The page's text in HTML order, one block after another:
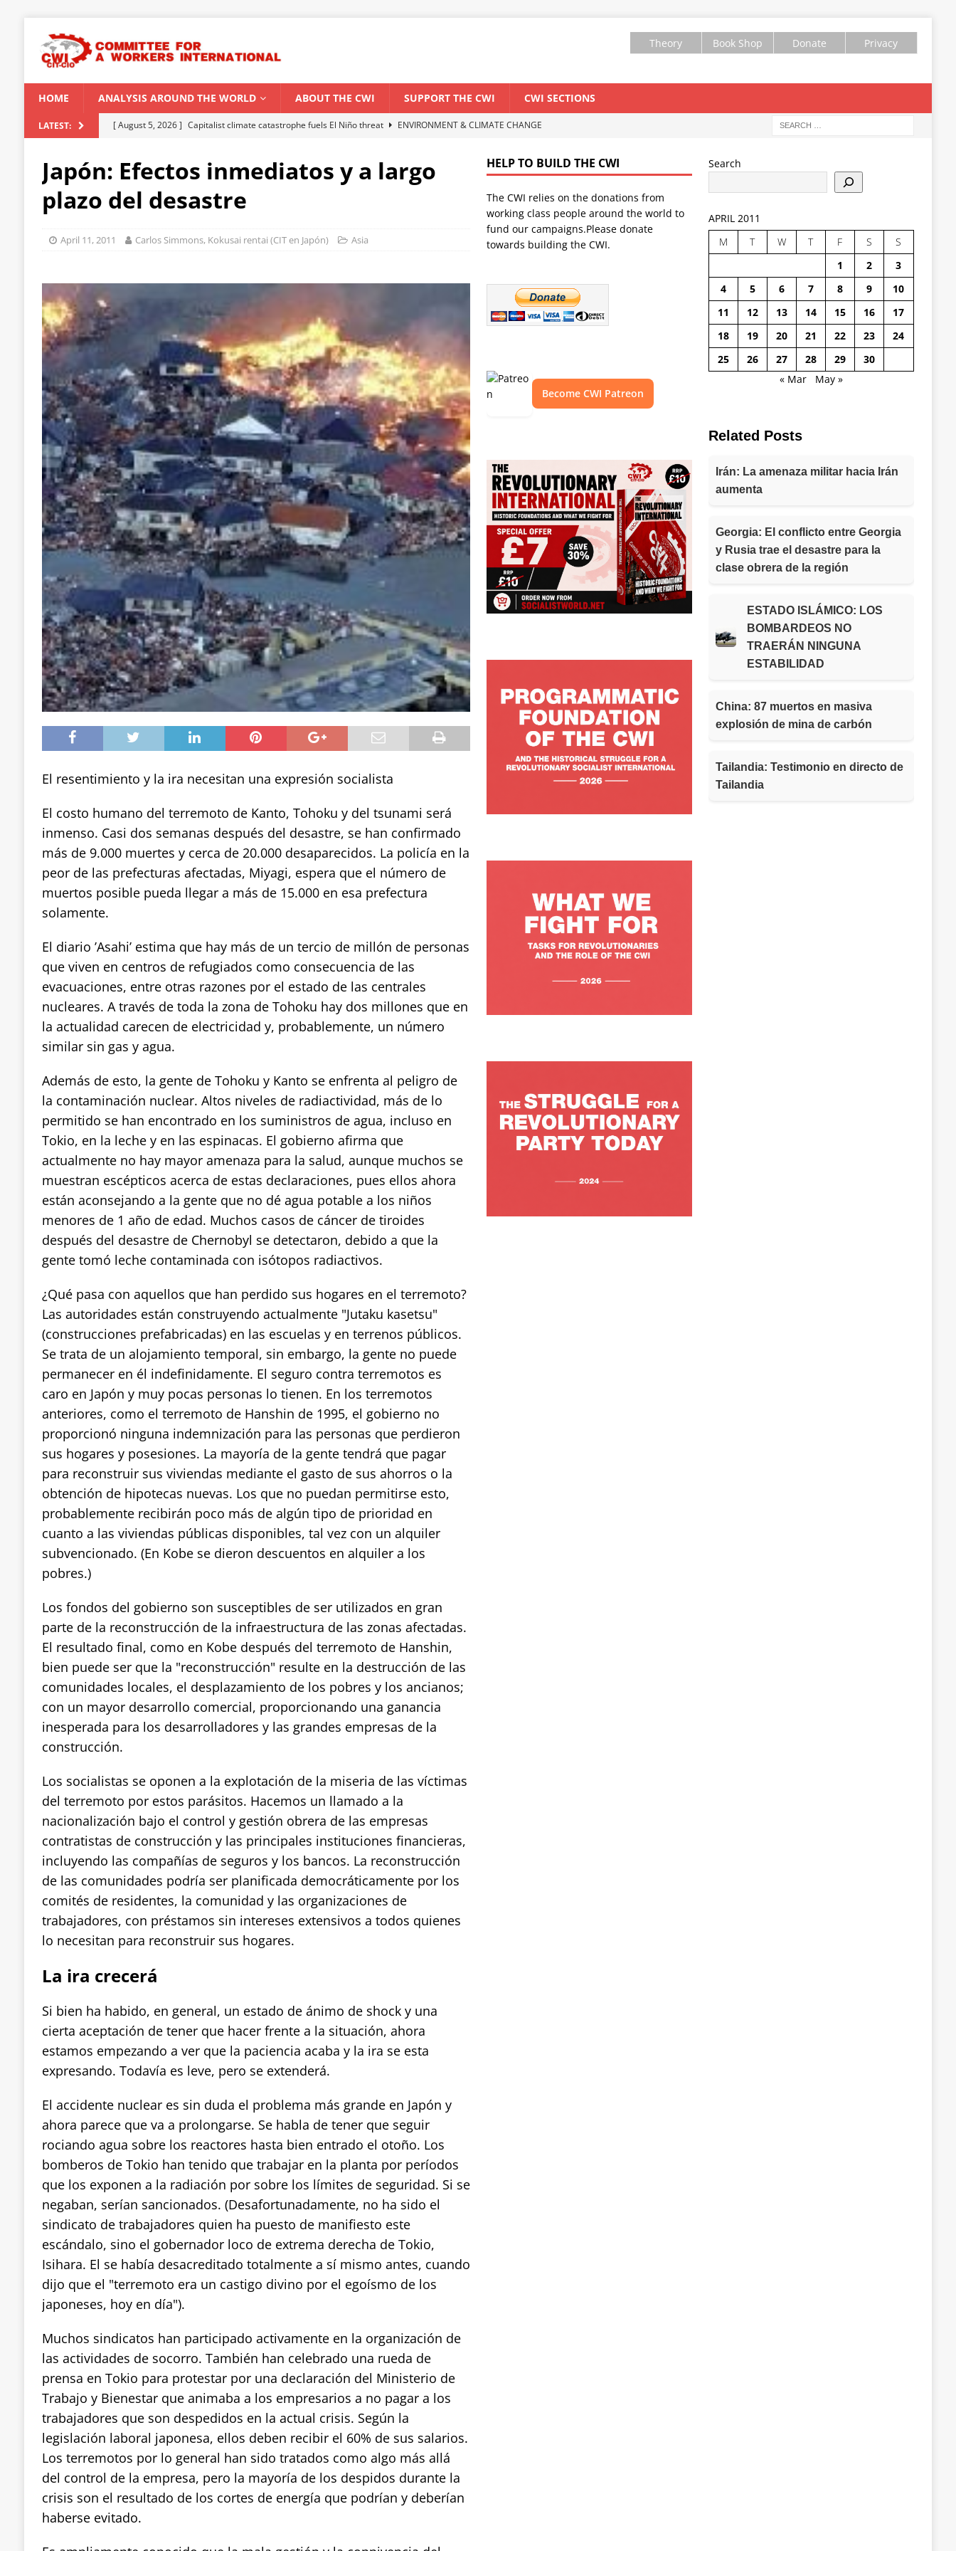
Theory Book Shop Donate Privacy
HOME ANALYSIS AROUND THE WORLD ABOUT THE CWI SUPPORT THE CWI CWI SECTIONS
LATEST: [ August 5, 2026 ] Capitalist climate catastrophe fuels El Niño threat
ENVIRONMENT & CLIMATE CHANGE
Modi Regime
INDIA
[ July 31, 2026 ] World capitalist economy in peril
[ August 6, 2026 ] CWI Summer School 2026 – a vibrant forum for Marxist discussion and debate
CWI SUMMER SCHOOL
Japón: Efectos inmediatos y a largo
plazo del desastre
April 11, 2011 Carlos Simmons, Kokusai rentai (CIT en Japón) Asia
El resentimiento y la ira necesitan una expresión socialista
El costo humano del terremoto de Kanto, Tohoku y del tsunami será
inmenso. Casi dos semanas después del desastre, se han confirmado
más de 9.000 muertes y cerca de 20.000 desaparecidos. La policía en la
peor de las prefecturas afectadas, Miyagi, espera que el número de
muertos posible pueda llegar a más de 15.000 en esa prefectura
solamente.
El diario ’Asahi’ estima que hay más de un tercio de millón de personas
que viven en centros de refugiados como consecuencia de las
evacuaciones, entre otras razones por el estado de las centrales
nucleares. A través de toda la zona de Tohoku hay dos millones que en
la actualidad carecen de electricidad y, probablemente, un número
similar sin gas y agua.
Además de esto, la gente de Tohoku y Kanto se enfrenta al peligro de
la contaminación nuclear. Altos niveles de radiactividad, más de lo
permitido se han encontrado en los suministros de agua, incluso en
Tokio, en la leche y en las espinacas. El gobierno afirma que
actualmente no hay mayor amenaza para la salud, aunque muchos se
muestran escépticos acerca de estas declaraciones, pues ellos ahora
están aconsejando a la gente que no dé agua potable a los niños
menores de 1 año de edad. Muchos casos de cáncer de tiroides
después del desastre de Chernobyl se detectaron, debido a que la
gente tomó leche contaminada con isótopos radiactivos.
¿Qué pasa con aquellos que han perdido sus hogares en el terremoto?
Las autoridades están construyendo actualmente "Jutaku kasetsu"
(construcciones prefabricadas) en las escuelas y en terrenos públicos.
Se trata de un alojamiento temporal, sin embargo, la gente no puede
permanecer en él indefinidamente. El seguro contra terremotos es
caro en Japón y muy pocas personas lo tienen. En los terremotos
anteriores, como el terremoto de Hanshin de 1995, el gobierno no
proporcionó ninguna indemnización para las personas que perdieron
sus hogares y posesiones. La mayoría de la gente tendrá que pagar
para reconstruir sus viviendas mediante el gasto de sus ahorros o la
obtención de hipotecas nuevas. Los que no puedan permitirse esto,
probablemente recibirán poco más de algún tipo de prioridad en
cuanto a las viviendas públicas disponibles, tal vez con un alquiler
subvencionado. (En Kobe se dieron descuentos en alquiler a los
pobres.)
Los fondos del gobierno son susceptibles de ser utilizados en gran
parte de la reconstrucción de la infraestructura de las zonas afectadas.
El resultado final, como en Kobe después del terremoto de Hanshin,
bien puede ser que la "reconstrucción" resulte en la destrucción de las
comunidades locales, el desplazamiento de los pobres y los ancianos;
con un mayor desarrollo comercial, proporcionando una ganancia
inesperada para los desarrolladores y las grandes empresas de la
construcción.
Los socialistas se oponen a la explotación de la miseria de las víctimas
del terremoto por estos parásitos. Hacemos un llamado a la
nacionalización bajo el control y gestión obrera de las empresas
contratistas de construcción y las principales instituciones financieras,
incluyendo las compañías de seguros y los bancos. La reconstrucción
de las comunidades podría ser planificada democráticamente por los
comités de residentes, la comunidad y las organizaciones de
trabajadores, con préstamos sin intereses extensivos a todos quienes
lo necesitan para reconstruir sus hogares.
La ira crecerá
Si bien ha habido, en general, un estado de ánimo de shock y una
cierta aceptación de tener que hacer frente a la situación, ahora
estamos empezando a ver que la paciencia acaba y la ira se esta
expresando. Todavía es leve, pero se extenderá.
El accidente nuclear es sin duda el problema más grande en Japón y
ahora parece que va a prolongarse. Se habla de tener que seguir
rociando agua sobre los reactores hasta bien entrado el otoño. Los
bomberos de Tokio han tenido que trabajar en la planta por períodos
que los exponen a la radiación por sobre los límites de seguridad. Si se
negaban, serían sancionados. (Desafortunadamente, no ha sido el
sindicato de trabajadores quien ha puesto de manifiesto este
escándalo, sino el gobernador loco de extrema derecha de Tokio,
Isihara. El se había desacreditado totalmente a sí mismo antes, cuando
dijo que el "terremoto era un castigo divino por el egoísmo de los
japoneses, hoy en día").
Muchos sindicatos han participado activamente en la organización de
las actividades de socorro. También han celebrado una rueda de
prensa en Tokio para protestar por una declaración del Ministerio de
Trabajo y Bienestar que animaba a los empresarios a no pagar a los
trabajadores que son despedidos en la actual crisis. Según la
legislación laboral japonesa, ellos deben recibir el 60% de sus salarios.
Los terremotos por lo general han sido tratados como algo más allá
del control de la empresa, pero la mayoría de los despidos durante la
crisis son el resultado de los cortes de energía que podrían y deberían
haberse evitado.
HELP TO BUILD THE CWI
The CWI relies on the donations from
working class people around the world to
fund our campaigns.Please donate
towards building the CWI.
Become CWI Patreon
Search
APRIL 2011
M
T W T F S
S
1
2
3
4
5 6 7 8 9
10
11
12 13 14 15 16
17
18
19 20 21 22 23
24
25
26 27 28 29
30
« Mar
May »
Related Posts
Irán: La amenaza militar hacia Irán
aumenta
Georgia: El conflicto entre Georgia
y Rusia trae el desastre para la
clase obrera de la región
ESTADO ISLÁMICO: LOS
BOMBARDEOS NO
TRAERÁN NINGUNA
ESTABILIDAD
China: 87 muertos en masiva
explosión de mina de carbón
Tailandia: Testimonio en directo de
Tailandia